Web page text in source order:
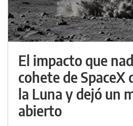
El impacto que
cohete de SpaceX
la Luna y dejó un
abierto